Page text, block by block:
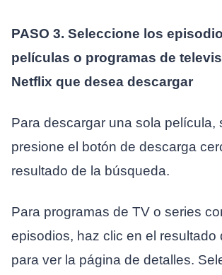
PASO 3. Seleccione los
películas o programas de
Netflix que desea descargar
Para descargar una sola película,
presione el botón de descarga
resultado de la búsqueda.
Para programas de TV o series
episodios, haz clic en el resultado
para ver la página de detalles.